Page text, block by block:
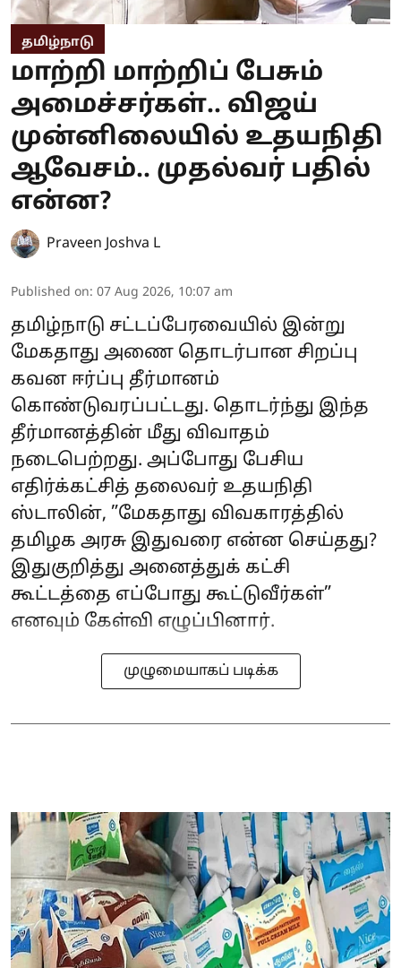
தமிழ்நாடு
மாற்றி மாற்றிப் பேசும்
அமைச்சர்கள்.. விஜய்
முன்னிலையில் உதயநிதி
ஆவேசம்.. முதல்வர் பதில்
என்ன?
Praveen Joshva L
Published on: 07 Aug 2026, 10:07 am
தமிழ்நாடு சட்டப்பேரவையில் இன்று
மேகதாது அணை தொடர்பான சிறப்பு
கவன ஈர்ப்பு தீர்மானம்
கொண்டுவரப்பட்டது. தொடர்ந்து இந்த
தீர்மானத்தின் மீது விவாதம்
நடைபெற்றது. அப்போது பேசிய
எதிர்க்கட்சித் தலைவர் உதயநிதி
ஸ்டாலின், ”மேகதாது விவகாரத்தில்
தமிழக அரசு இதுவரை என்ன செய்தது?
இதுகுறித்து அனைத்துக் கட்சி
கூட்டத்தை எப்போது கூட்டுவீர்கள்”
எனவும் கேள்வி எழுப்பினார்.
முழுமையாகப் படிக்க